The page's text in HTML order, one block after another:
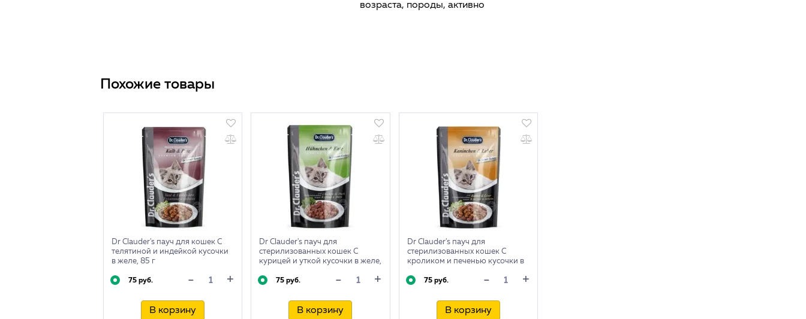
возраста, породы, активно
Похожие товары
Dr Clauder's пауч для кошек С
телятиной и индейкой кусочки
в желе, 85 г
75 руб. - +
В корзину
Dr Clauder's пауч для
стерилизованных кошек С
курицей и уткой кусочки в желе,
75 руб. - +
В корзину
Dr Clauder's пауч для
стерилизованных кошек С
кроликом и печенью кусочки в
75 руб. - +
В корзину